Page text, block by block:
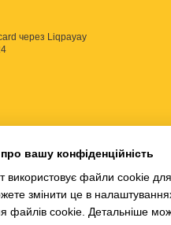
Рівень рН молока
здоїли. При проведенні
Дві основні групи
молочних продуктах.
на основі концентрації
України.
Доступні різні моделі
електродом та
якість приладу.
вашу конфіденційність
використовує файли cookie
змінити це в
файлів cookie. Детальніше